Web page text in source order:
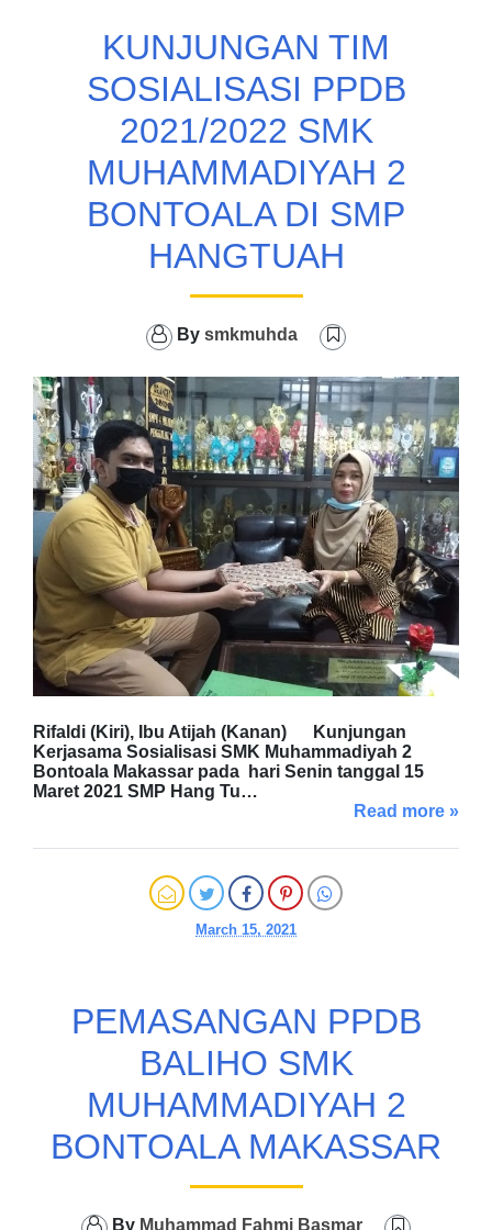
KUNJUNGAN TIM
SOSIALISASI PPDB
2021/2022 SMK
MUHAMMADIYAH 2
BONTOALA DI SMP
HANGTUAH
By smkmuhda
Rifaldi (Kiri), Ibu Atijah (Kanan) Kunjungan
Kerjasama Sosialisasi SMK Muhammadiyah 2
Bontoala Makassar pada hari Senin tanggal 15
Maret 2021 SMP Hang Tu…
Read more »
March 15, 2021
PEMASANGAN PPDB
BALIHO SMK
MUHAMMADIYAH 2
BONTOALA MAKASSAR
By Muhammad Fahmi Basmar